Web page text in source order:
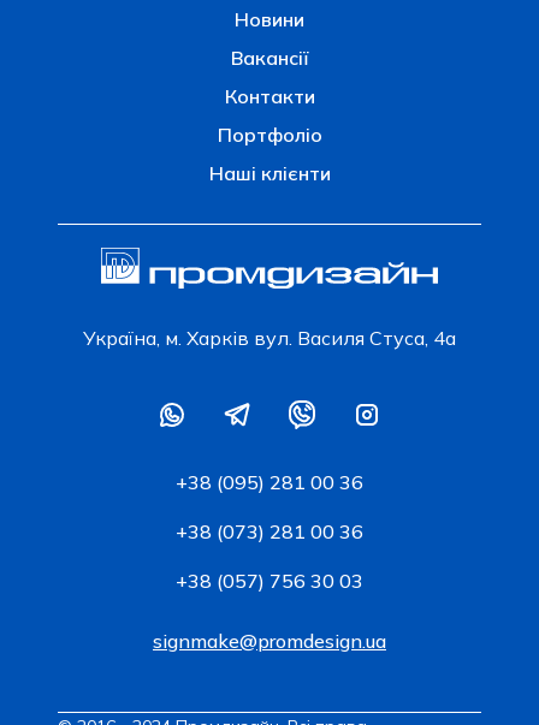
Новини
Вакансії
Контакти
Портфоліо
Наші клієнти
Українa, м. Харків вул. Василя Стуса, 4а
+38 (095) 281 00 36
+38 (073) 281 00 36
+38 (057) 756 30 03
signmake@promdesign.ua